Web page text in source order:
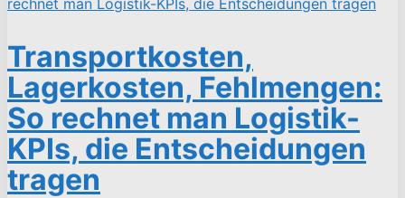
Transportkosten,
Lagerkosten, Fehlmengen:
So rechnet man Logistik-
KPIs, die Entscheidungen
tragen